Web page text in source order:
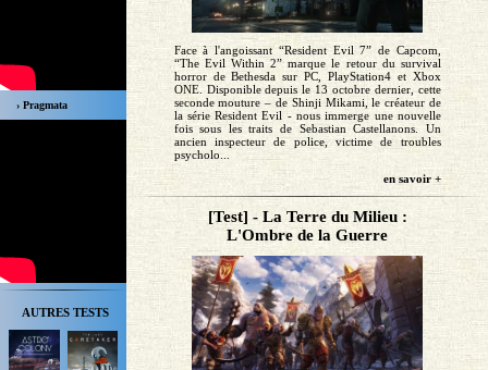
› Pragmata
AUTRES TESTS
Face à l'angoissant “Resident Evil 7” de Capcom,
“The Evil Within 2” marque le retour du survival
horror de Bethesda sur PC, PlayStation4 et Xbox
ONE. Disponible depuis le 13 octobre dernier, cette
seconde mouture – de Shinji Mikami, le créateur de
la série Resident Evil - nous immerge une nouvelle
fois sous les traits de Sebastian Castellanons. Un
ancien inspecteur de police, victime de troubles
psycholo...
en savoir +
[Test] - La Terre du Milieu :
L'Ombre de la Guerre